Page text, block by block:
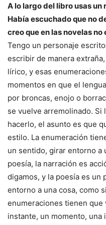
A lo largo del libro usas
Había escuchado que no
creo que en las novelas
Tengo un personaje
escribir de manera
lírico, y esas
momentos en que el
por broncas, enojo o
se vuelve arremolinado. Si
hacerlo, el asunto es que
estilo. La enumeración
un sentido, girar entorno a
poesía, la narración es
digamos, y la poesía es un
entorno a una cosa, como
enumeraciones tienen
instante, un momento, una